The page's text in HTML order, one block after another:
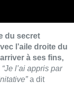
du secret
l’aile droite du
à ses fins,
“Je l’ai appris par
a dit